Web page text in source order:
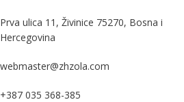
Prva ulica 11, Živinice 75270, Bosna i
Hercegovina
webmaster@zhzola.com
+387 035 368-385